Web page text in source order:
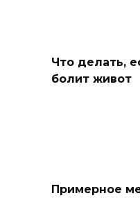
Что делать,
болит живот
Примерное